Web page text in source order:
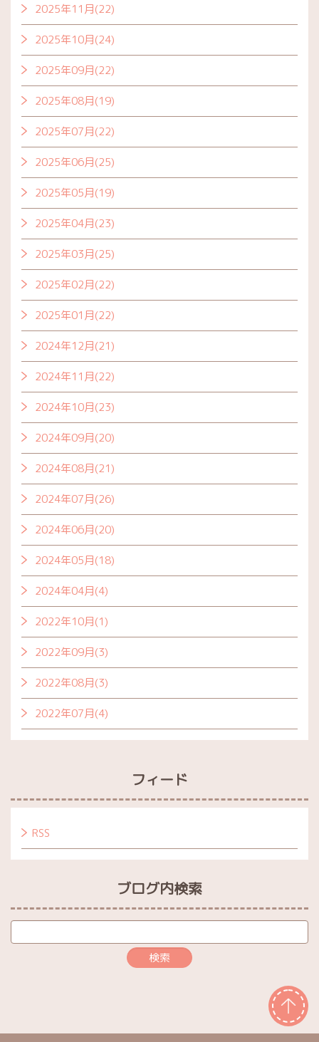
2025年11月(22)
2025年10月(24)
2025年09月(22)
2025年08月(19)
2025年07月(22)
2025年06月(25)
2025年05月(19)
2025年04月(23)
2025年03月(25)
2025年02月(22)
2025年01月(22)
2024年12月(21)
2024年11月(22)
2024年10月(23)
2024年09月(20)
2024年08月(21)
2024年07月(26)
2024年06月(20)
2024年05月(18)
2024年04月(4)
2022年10月(1)
2022年09月(3)
2022年08月(3)
2022年07月(4)
フィード
RSS
ブログ内検索